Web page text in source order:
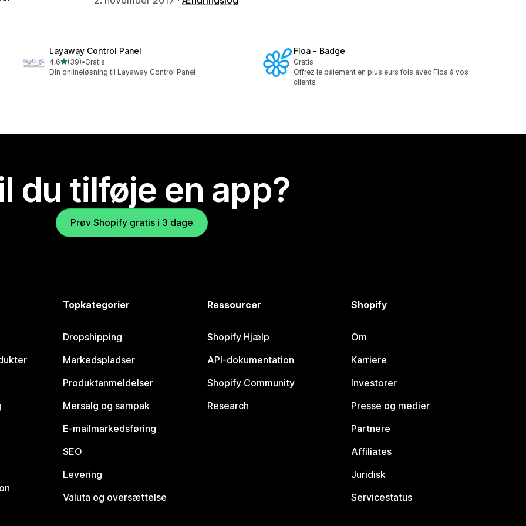
Layaway Control Panel
4,6ud af 5 stjerner
(39)
39 anmeldelser i alt
•Gratis
Din onlineløsning til Layaway Control Panel
Floa ‑ Badge
Gratis
Offrez le paiement en plusieurs fois avec Floa à vos
clients
du tilføje en app?
Prøv Shopify gratis i 3 dage
Topkategorier
Dropshipping
Markedspladser
Produktanmeldelser
Mersalg og sampak
E-mailmarkedsføring
SEO
Levering
Valuta og oversættelse
Ressourcer
Shopify Hjælp
API-dokumentation
Shopify Community
Research
Shopify
Om
Karriere
Investorer
Presse og medier
Partnere
Affiliates
Juridisk
Servicestatus